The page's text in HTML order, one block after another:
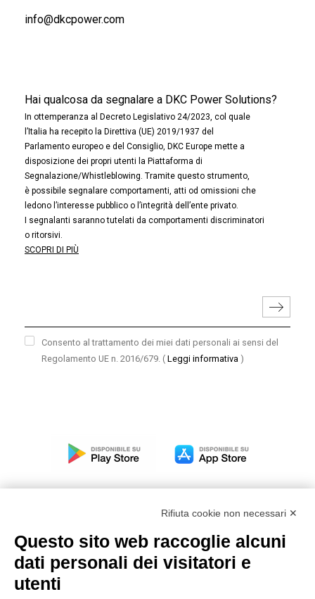
info@dkcpower.com
Hai qualcosa da segnalare a DKC Power Solutions?
In ottemperanza al Decreto Legislativo 24/2023, col quale
l’Italia ha recepito la Direttiva (UE) 2019/1937 del
Parlamento europeo e del Consiglio, DKC Europe mette a
disposizione dei propri utenti la Piattaforma di
Segnalazione/Whistleblowing. Tramite questo strumento,
è possibile segnalare comportamenti, atti od omissioni che
ledono l’interesse pubblico o l’integrità dell’ente privato.
I segnalanti saranno tutelati da comportamenti discriminatori
o ritorsivi.
SCOPRI DI PIÙ
Consento al trattamento dei miei dati personali ai sensi del
Regolamento UE n. 2016/679. ( Leggi informativa )
Modello organizzativo, gestione e controllo – D. lgs.
231/2001
Rifiuta cookie non necessari ✕
Questo sito web raccoglie alcuni
dati personali dei visitatori e
utenti